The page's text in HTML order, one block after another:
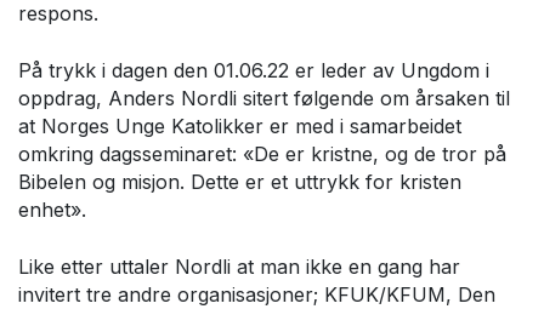
respons.
På trykk i dagen den 01.06.22 er leder av Ungdom i
oppdrag, Anders Nordli sitert følgende om årsaken til
at Norges Unge Katolikker er med i samarbeidet
omkring dagsseminaret: «De er kristne, og de tror på
Bibelen og misjon. Dette er et uttrykk for kristen
enhet».
Like etter uttaler Nordli at man ikke en gang har
invitert tre andre organisasjoner; KFUK/KFUM, Den